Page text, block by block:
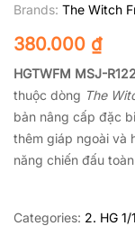
Brands: The Witch
380.000 ₫
HGTWFM MSJ-
thuộc dòng The
bản nâng cấp đặc
thêm giáp ngoài và
năng chiến đấu
Categories: 2. HG